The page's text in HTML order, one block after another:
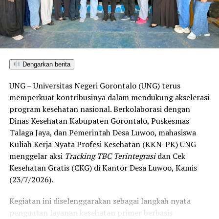
ditetapkan dan mengantarkan Kota Gorontalo menjadi
satu-satunya daerah di wilayah tersebut yang
menembus kategori “Unggul”. Sementara kabupaten lain
di Gorontalo masih berada pada kategori “Berkembang”
tertinggi di kawasan SulutGo sebagaimana dipaparkan
dalam Rakorwil TPAKD,” ungkap Wawali Indra Gobel
usai kegiatan.
Indra menambahkan, skor IKAD ini membuktikan bahwa
tingkat keterjangkauan, pemanfaatan, serta inklusivitas
layanan keuangan bagi masyarakat di Kota Gorontalo
berada di posisi terdepan.
menjadi indikator kuat atas keberhasilan pemerintah
daerah dalam mendorong masyarakat agar makin
Dengarkan berita
UNG – Universitas Negeri Gorontalo (UNG) terus
memperkuat kontribusinya dalam mendukung akselerasi
program kesehatan nasional. Berkolaborasi dengan
Dinas Kesehatan Kabupaten Gorontalo, Puskesmas
Talaga Jaya, dan Pemerintah Desa Luwoo, mahasiswa
Kuliah Kerja Nyata Profesi Kesehatan (KKN-PK) UNG
menggelar aksi Tracking TBC Terintegrasidan Cek
Kesehatan Gratis (CKG) di Kantor Desa Luwoo, Kamis
(23/7/2026).
Kegiatan ini diselenggarakan sebagai langkah nyata
penguatan layanan kesehatan primer berbasis